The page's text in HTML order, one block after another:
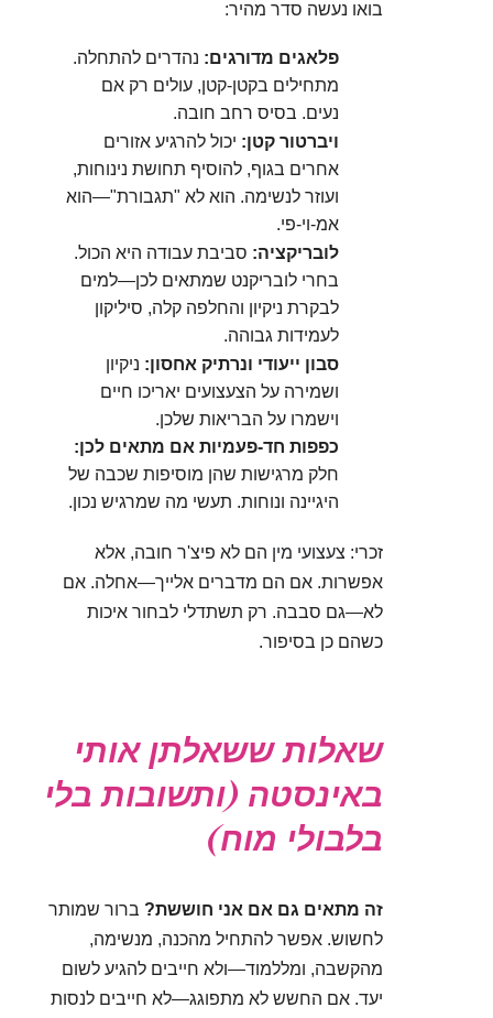
בואו נעשה סדר מהיר:
פלאגים מדורגים: נהדרים להתחלה.
מתחילים בקטן-קטן, עולים רק אם
נעים. בסיס רחב חובה.
ויברטור קטן: יכול להרגיע אזורים
אחרים בגוף, להוסיף תחושת נינוחות,
ועוזר לנשימה. הוא לא "תגבורת"—הוא
אמ-וי-פי.
לובריקציה: סביבת עבודה היא הכול.
בחרי לובריקנט שמתאים לכן—למים
לבקרת ניקיון והחלפה קלה, סיליקון
לעמידות גבוהה.
סבון ייעודי ונרתיק אחסון: ניקיון
ושמירה על הצעצועים יאריכו חיים
וישמרו על הבריאות שלכן.
כפפות חד-פעמיות אם מתאים לכן:
חלק מרגישות שהן מוסיפות שכבה של
היגיינה ונוחות. תעשי מה שמרגיש נכון.
זכרי: צעצועי מין הם לא פיצ'ר חובה, אלא
אפשרות. אם הם מדברים אלייך—אחלה. אם
לא—גם סבבה. רק תשתדלי לבחור איכות
כשהם כן בסיפור.
שאלות ששאלתן אותי
באינסטה (ותשובות בלי
בלבולי מוח)
זה מתאים גם אם אני חוששת? ברור שמותר
לחשוש. אפשר להתחיל מהכנה, מנשימה,
מהקשבה, ומללמוד—ולא חייבים להגיע לשום
יעד. אם החשש לא מתפוגג—לא חייבים לנסות